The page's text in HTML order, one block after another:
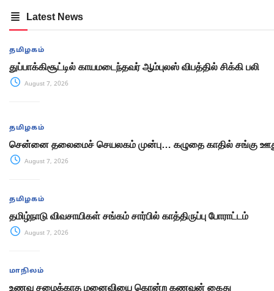
Latest News
தமிழகம்
துப்பாக்கிசூட்டில் காயமடைந்தவர் ஆம்புலஸ் விபத்தில் சிக்கி பலி
August 7, 2026
தமிழகம்
சென்னை தலைமைச் செயலகம் முன்பு… கழுதை காதில் சங்கு
August 7, 2026
தமிழகம்
தமிழ்நாடு விவசாயிகள் சங்கம் சார்பில் காத்திருப்பு போராட்டம்
August 7, 2026
மாநிலம்
உணவு சமைக்காத மனைவியை கொன்ற கணவன் கைது